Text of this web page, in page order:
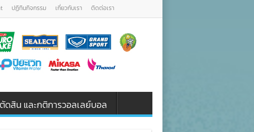
ปฏิทินกิจกรรม เกี่ยวกับเรา ติดต่อเรา
ดสิน และกติการวอลเลย์บอล